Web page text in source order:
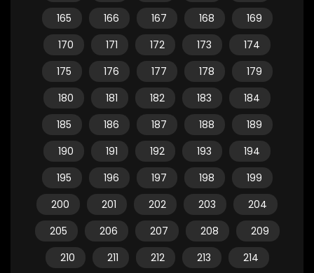
165
166 167 168
169
170
171 172 173
174
175
176 177 178
179
180
181 182 183
184
185
186 187 188
189
190
191 192 193
194
195
196 197 198
199
200
201 202 203
204
205
206 207 208
209
210
211 212 213
214